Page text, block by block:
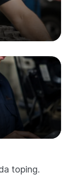
toping.